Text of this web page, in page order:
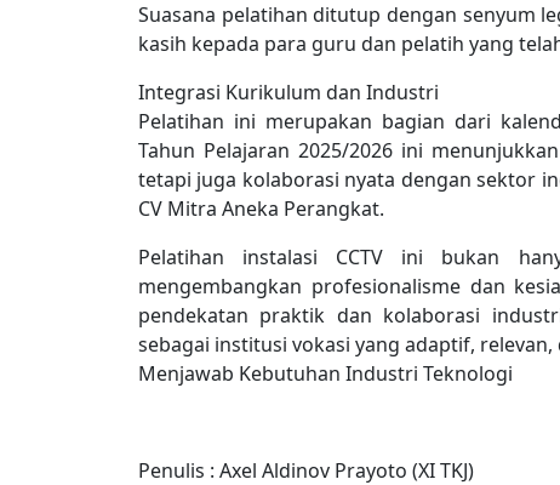
Suasana pelatihan ditutup dengan senyum
kasih kepada para guru dan pelatih yang
Integrasi Kurikulum dan Industri
Pelatihan ini merupakan bagian dari
Tahun Pelajaran 2025/2026 ini
tetapi juga kolaborasi nyata dengan sektor
CV Mitra Aneka Perangkat.
Pelatihan instalasi CCTV ini bukan
mengembangkan profesionalisme dan
pendekatan praktik dan kolaborasi
sebagai institusi vokasi yang adaptif, relevan,
Menjawab Kebutuhan Industri Teknologi
Penulis : Axel Aldinov Prayoto (XI TKJ)